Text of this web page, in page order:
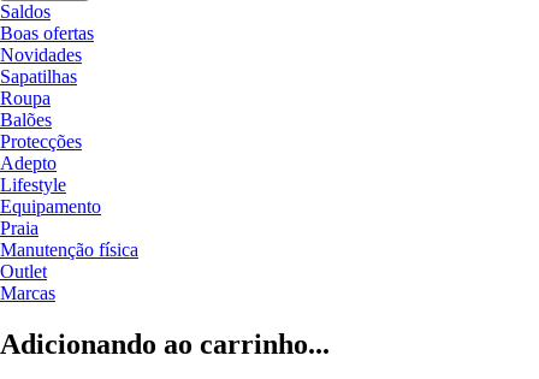
Saldos
Boas ofertas
Novidades
Sapatilhas
Roupa
Balões
Protecções
Adepto
Lifestyle
Equipamento
Praia
Manutenção física
Outlet
Marcas
Adicionando ao carrinho...